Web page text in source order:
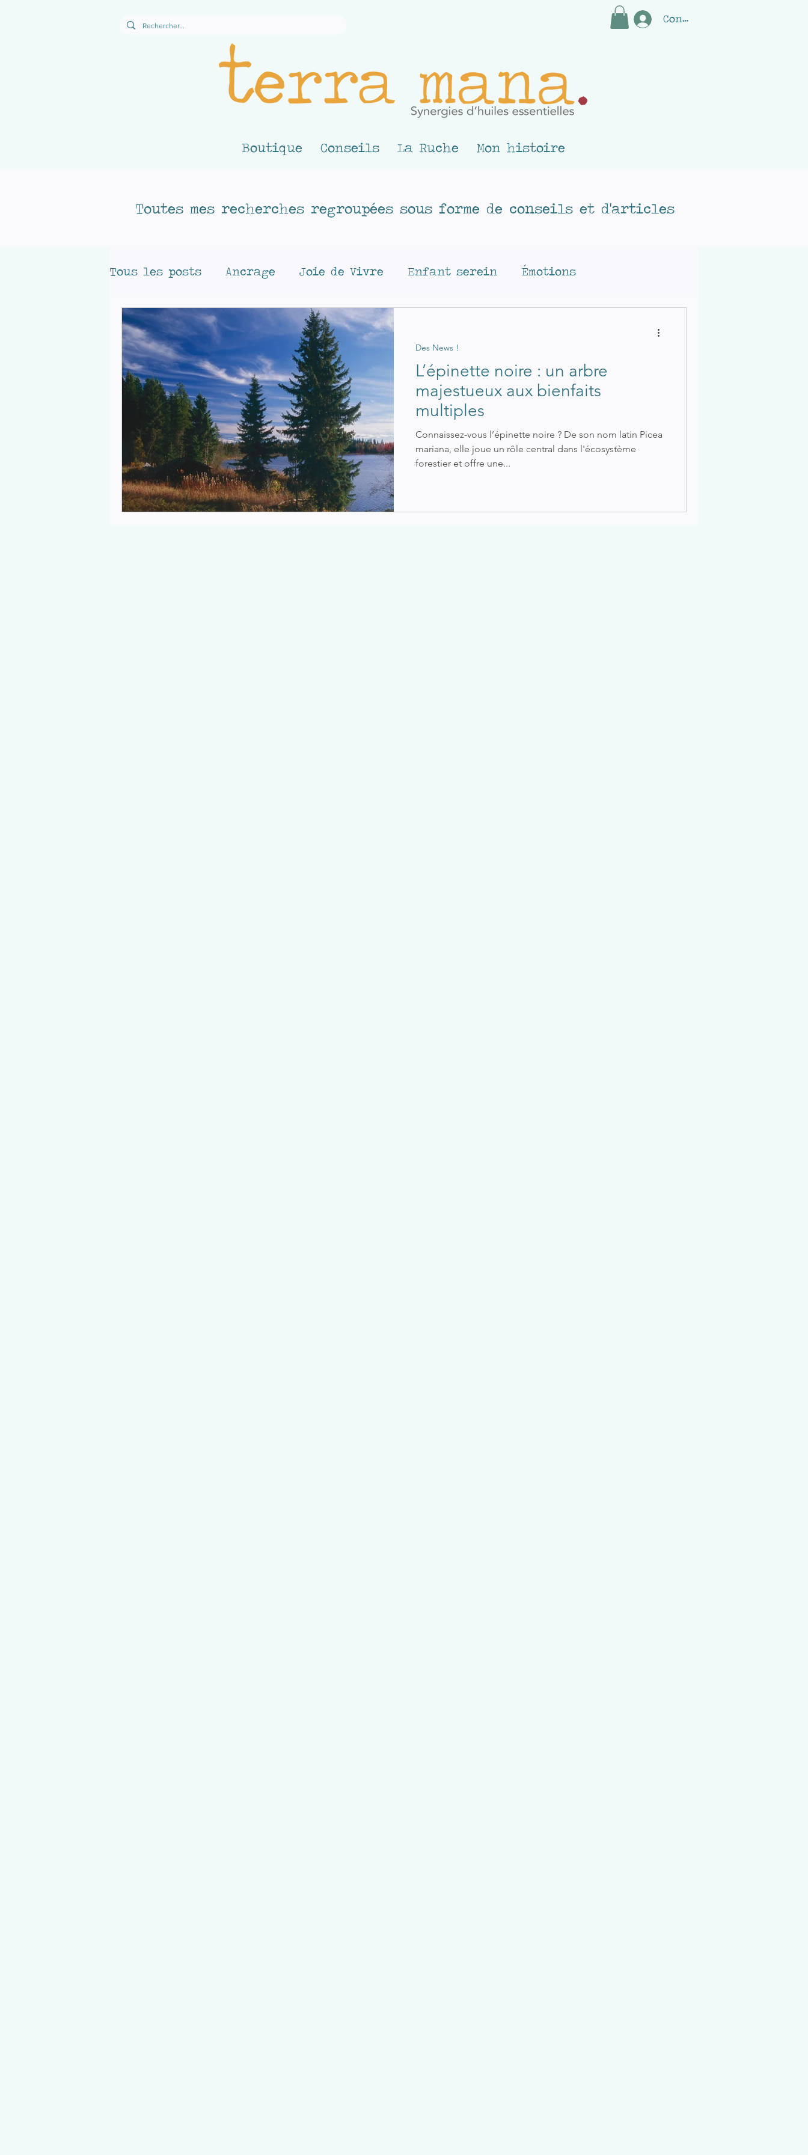
Connectez-vous
Boutique Conseils La Ruche Mon histoire
Toutes mes recherches regroupées sous forme de conseils et d'articles
Tous les posts Ancrage Joie de Vivre Enfant serein Émotions
Terra Mana Au fil des saisons Etat d'âme
Bouclier Moustiques Maux de tête Stop tabac Equilibre émotionnel
Sommeil Portraits de Plantes Lilo coaching & terra mana
L’épinette noire : un arbre
majestueux aux bienfaits
multiples
Connaissez-vous l’épinette noire ? De son nom latin Picea
mariana, elle joue un rôle central dans l'écosystème
forestier et offre une...
Des News !